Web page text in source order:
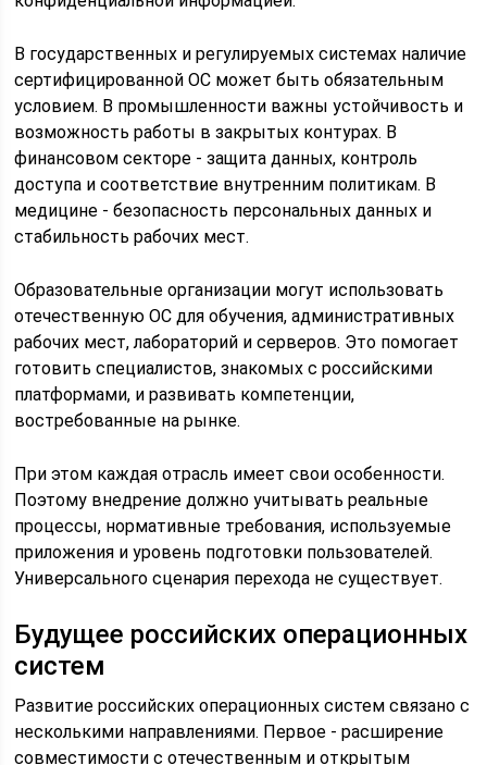
В государственных и регулируемых системах наличие
сертифицированной ОС может быть обязательным
условием. В промышленности важны устойчивость и
возможность работы в закрытых контурах. В
финансовом секторе - защита данных, контроль
доступа и соответствие внутренним политикам. В
медицине - безопасность персональных данных и
стабильность рабочих мест.
Образовательные организации могут использовать
отечественную ОС для обучения, административных
рабочих мест, лабораторий и серверов. Это помогает
готовить специалистов, знакомых с российскими
платформами, и развивать компетенции,
востребованные на рынке.
При этом каждая отрасль имеет свои особенности.
Поэтому внедрение должно учитывать реальные
процессы, нормативные требования, используемые
приложения и уровень подготовки пользователей.
Универсального сценария перехода не существует.
Будущее российских операционных
систем
Развитие российских операционных систем связано с
несколькими направлениями. Первое - расширение
совместимости с отечественным и открытым